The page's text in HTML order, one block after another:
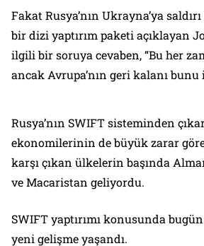
Fakat Rusya’nın Ukrayna’ya
bir dizi yaptırım paketi açıklayan
ilgili bir soruya cevaben, “Bu her
ancak Avrupa’nın geri kalanı
Rusya’nın SWIFT sisteminden
ekonomilerinin de büyük zarar
karşı çıkan ülkelerin başında
ve Macaristan geliyordu.
SWIFT yaptırımı konusunda
yeni gelişme yaşandı.